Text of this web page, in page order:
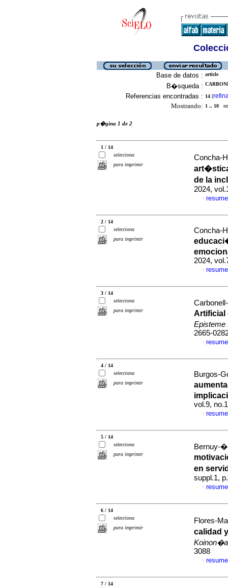
Base de datos : article
B�squeda :
Referencias encontradas : 14 [
Mostrando: 1 .. 10 en
p�gina 1 de 2
1 / 14
selecciona
para imprimir
Concha-
de la
2024,
·
2 / 14
selecciona
para imprimir
Concha-
2024,
·
3 / 14
selecciona
para imprimir
Artificial
2665-
·
4 / 14
selecciona
para imprimir
Burgos-
vol.9,
·
5 / 14
selecciona
para imprimir
Bernuy-
en
suppl.1,
·
6 / 14
selecciona
para imprimir
Flores-
calidad
Koinon�a
3088
·
7 / 14